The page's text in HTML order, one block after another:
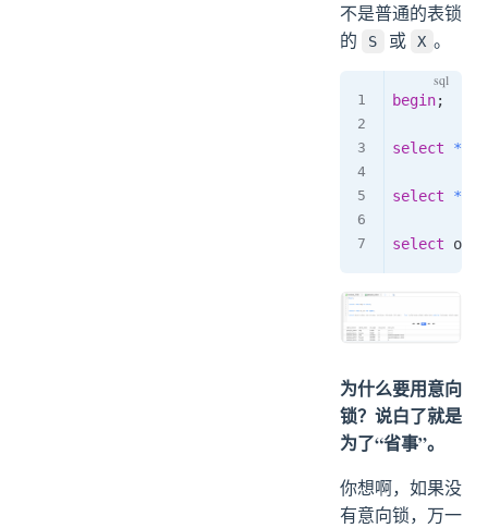
不是普通的表锁
的
S 或 X 。
begin;
select *
select *
select
为什么要用意向
锁？说白了就是
为了“省事”。
你想啊，如果没
有意向锁，万一